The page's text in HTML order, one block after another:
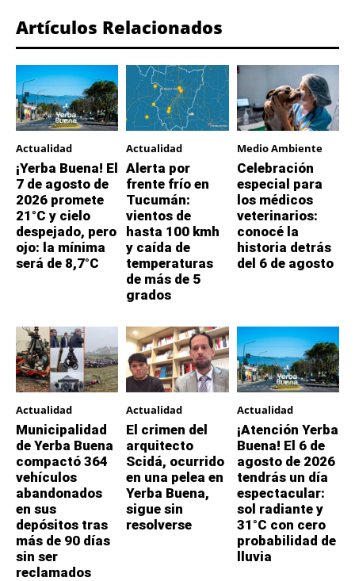
Artículos Relacionados
Actualidad
¡Yerba Buena! El
7 de agosto de
2026 promete
21°C y cielo
despejado, pero
ojo: la mínima
será de 8,7°C
Actualidad
Alerta por
frente frío en
Tucumán:
vientos de
hasta 100 kmh
y caída de
temperaturas
de más de 5
grados
Medio Ambiente
Celebración
especial para
los médicos
veterinarios:
conocé la
historia detrás
del 6 de agosto
Actualidad
Municipalidad
de Yerba Buena
compactó 364
vehículos
abandonados
en sus
depósitos tras
más de 90 días
sin ser
reclamados
Actualidad
El crimen del
arquitecto
Scidá, ocurrido
en una pelea en
Yerba Buena,
sigue sin
resolverse
Actualidad
¡Atención Yerba
Buena! El 6 de
agosto de 2026
tendrás un día
espectacular:
sol radiante y
31°C con cero
probabilidad de
lluvia